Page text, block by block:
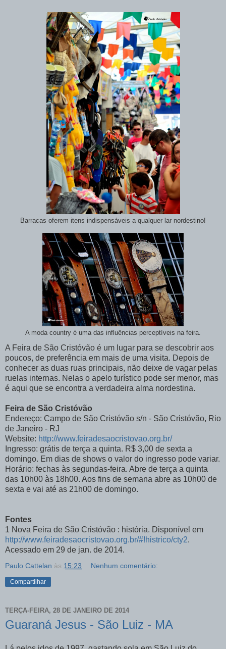
Barracas oferem itens indispensáveis a qualquer lar nordestino!
A moda country é uma das influências perceptíveis na feira.
A Feira de São Cristóvão é um lugar para se descobrir aos
poucos, de preferência em mais de uma visita. Depois de
conhecer as duas ruas principais, não deixe de vagar pelas
ruelas internas. Nelas o apelo turístico pode ser menor, mas
é aqui que se encontra a verdadeira alma nordestina.
Feira de São Cristóvão
Endereço: Campo de São Cristóvão s/n - São Cristóvão, Rio
de Janeiro - RJ
Website: http://www.feiradesaocristovao.org.br/
Ingresso: grátis de terça a quinta. R$ 3,00 de sexta a
domingo. Em dias de shows o valor do ingresso pode variar.
Horário: fechas às segundas-feira. Abre de terça a quinta
das 10h00 às 18h00. Aos fins de semana abre as 10h00 de
sexta e vai até as 21h00 de domingo.
Fontes
1 Nova Feira de São Cristóvão : história. Disponível em
http://www.feiradesaocristovao.org.br/#!histrico/cty2.
Acessado em 29 de jan. de 2014.
Paulo Cattelan às 15:23 Nenhum comentário:
Compartilhar
TERÇA-FEIRA, 28 DE JANEIRO DE 2014
Guaraná Jesus - São Luiz - MA